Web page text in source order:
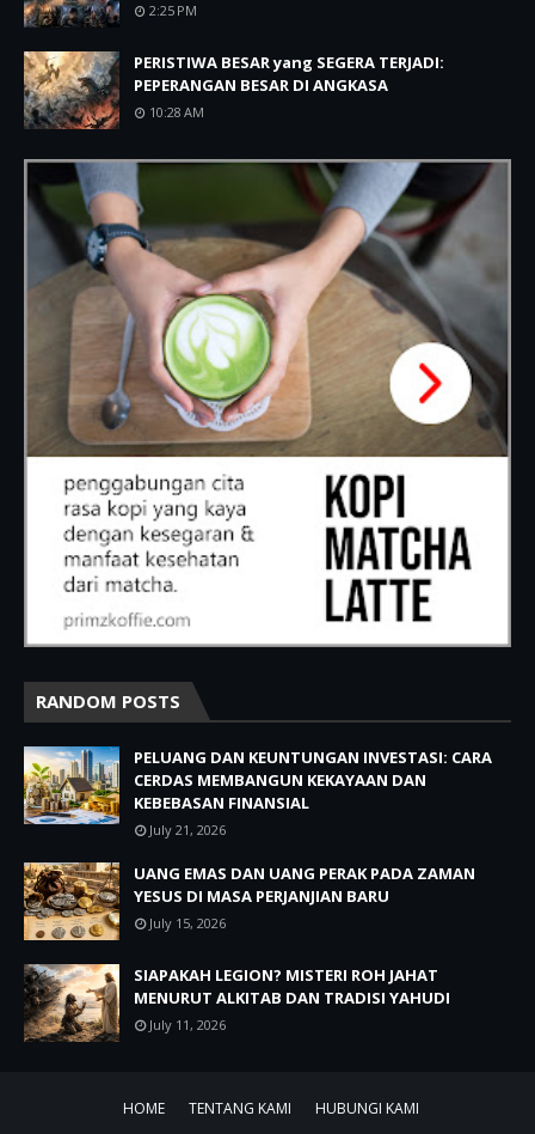
2:25 PM
PERISTIWA BESAR yang SEGERA TERJADI:
PEPERANGAN BESAR DI ANGKASA
10:28 AM
RANDOM POSTS
PELUANG DAN KEUNTUNGAN INVESTASI: CARA
CERDAS MEMBANGUN KEKAYAAN DAN
KEBEBASAN FINANSIAL
July 21, 2026
UANG EMAS DAN UANG PERAK PADA ZAMAN
YESUS DI MASA PERJANJIAN BARU
July 15, 2026
SIAPAKAH LEGION? MISTERI ROH JAHAT
MENURUT ALKITAB DAN TRADISI YAHUDI
July 11, 2026
HOME TENTANG KAMI HUBUNGI KAMI